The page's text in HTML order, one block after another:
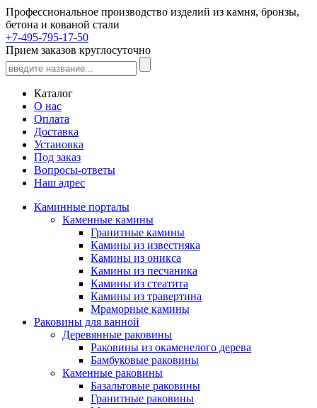
Профессиональное производство изделий из камня, бронзы,
бетона и кованой стали
+7-495-795-17-50
Прием заказов круглосуточно
Каталог
О нас
Оплата
Доставка
Установка
Под заказ
Вопросы-ответы
Наш адрес
Каминные порталы
Каменные камины
Гранитные камины
Камины из известняка
Камины из оникса
Камины из песчаника
Камины из стеатита
Камины из травертина
Мраморные камины
Раковины для ванной
Деревянные раковины
Раковины из окаменелого дерева
Бамбуковые раковины
Каменные раковины
Базальтовые раковины
Гранитные раковины